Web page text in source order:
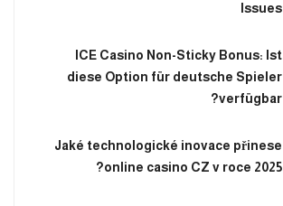
Issues
ICE Casino Non-Sticky Bonus: Ist
diese Option für deutsche Spieler
verfügbar?
Jaké technologické inovace přinese
online casino CZ v roce 2025?